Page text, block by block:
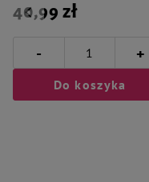
40,99 zł
- +
Do koszyka